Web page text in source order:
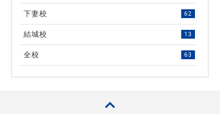
下妻校 62
結城校 13
全校 63